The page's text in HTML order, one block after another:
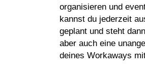
organisieren und
kannst du jederzeit
geplant und steht
aber auch eine
deines Workaways